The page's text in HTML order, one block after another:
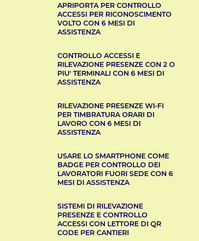
APRIPORTA PER CONTROLLO
ACCESSI PER RICONOSCIMENTO
VOLTO CON 6 MESI DI
ASSISTENZA
CONTROLLO ACCESSI E
RILEVAZIONE PRESENZE CON 2 O
PIU' TERMINALI CON 6 MESI DI
ASSISTENZA
RILEVAZIONE PRESENZE WI-FI
PER TIMBRATURA ORARI DI
LAVORO CON 6 MESI DI
ASSISTENZA
USARE LO SMARTPHONE COME
BADGE PER CONTROLLO DEI
LAVORATORI FUORI SEDE CON 6
MESI DI ASSISTENZA
SISTEMI DI RILEVAZIONE
PRESENZE E CONTROLLO
ACCESSI CON LETTORE DI QR
CODE PER CANTIERI